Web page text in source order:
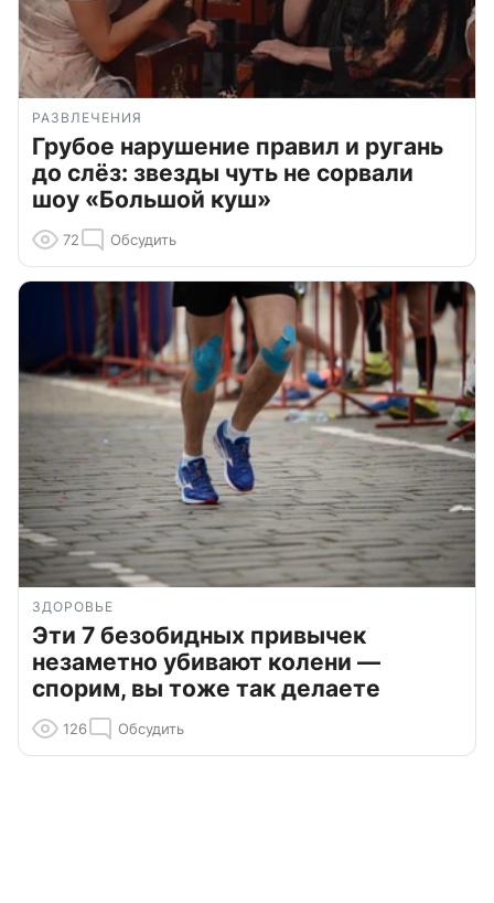
РАЗВЛЕЧЕНИЯ
Грубое нарушение правил и ругань
до слёз: звезды чуть не сорвали
шоу «Большой куш»
72 Обсудить
ЗДОРОВЬЕ
Эти 7 безобидных привычек
незаметно убивают колени —
спорим, вы тоже так делаете
126 Обсудить